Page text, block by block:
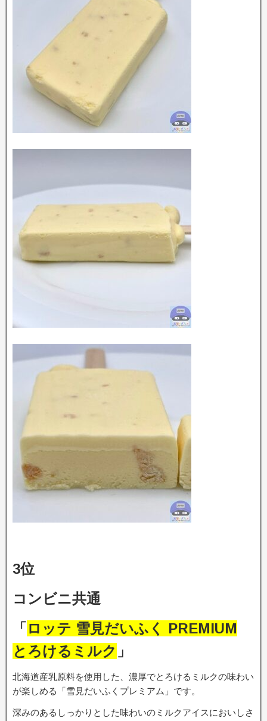
3位
コンビニ共通
「 ロッテ 雪見だいふく PREMIUM
とろけるミルク 」
北海道産乳原料を使用した、濃厚でとろけるミルクの味わい
が楽しめる「雪見だいふくプレミアム」です。
深みのあるしっかりとした味わいのミルクアイスにおいしさ